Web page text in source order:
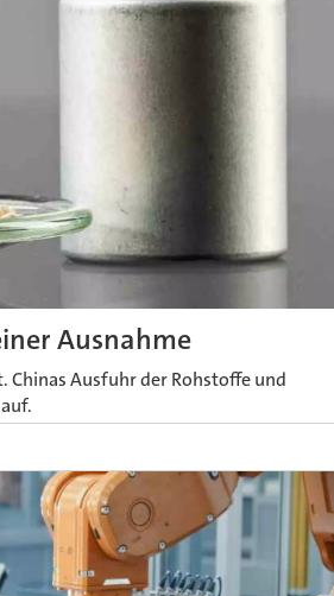
Ausnahme
Ausfuhr der Rohstoffe und